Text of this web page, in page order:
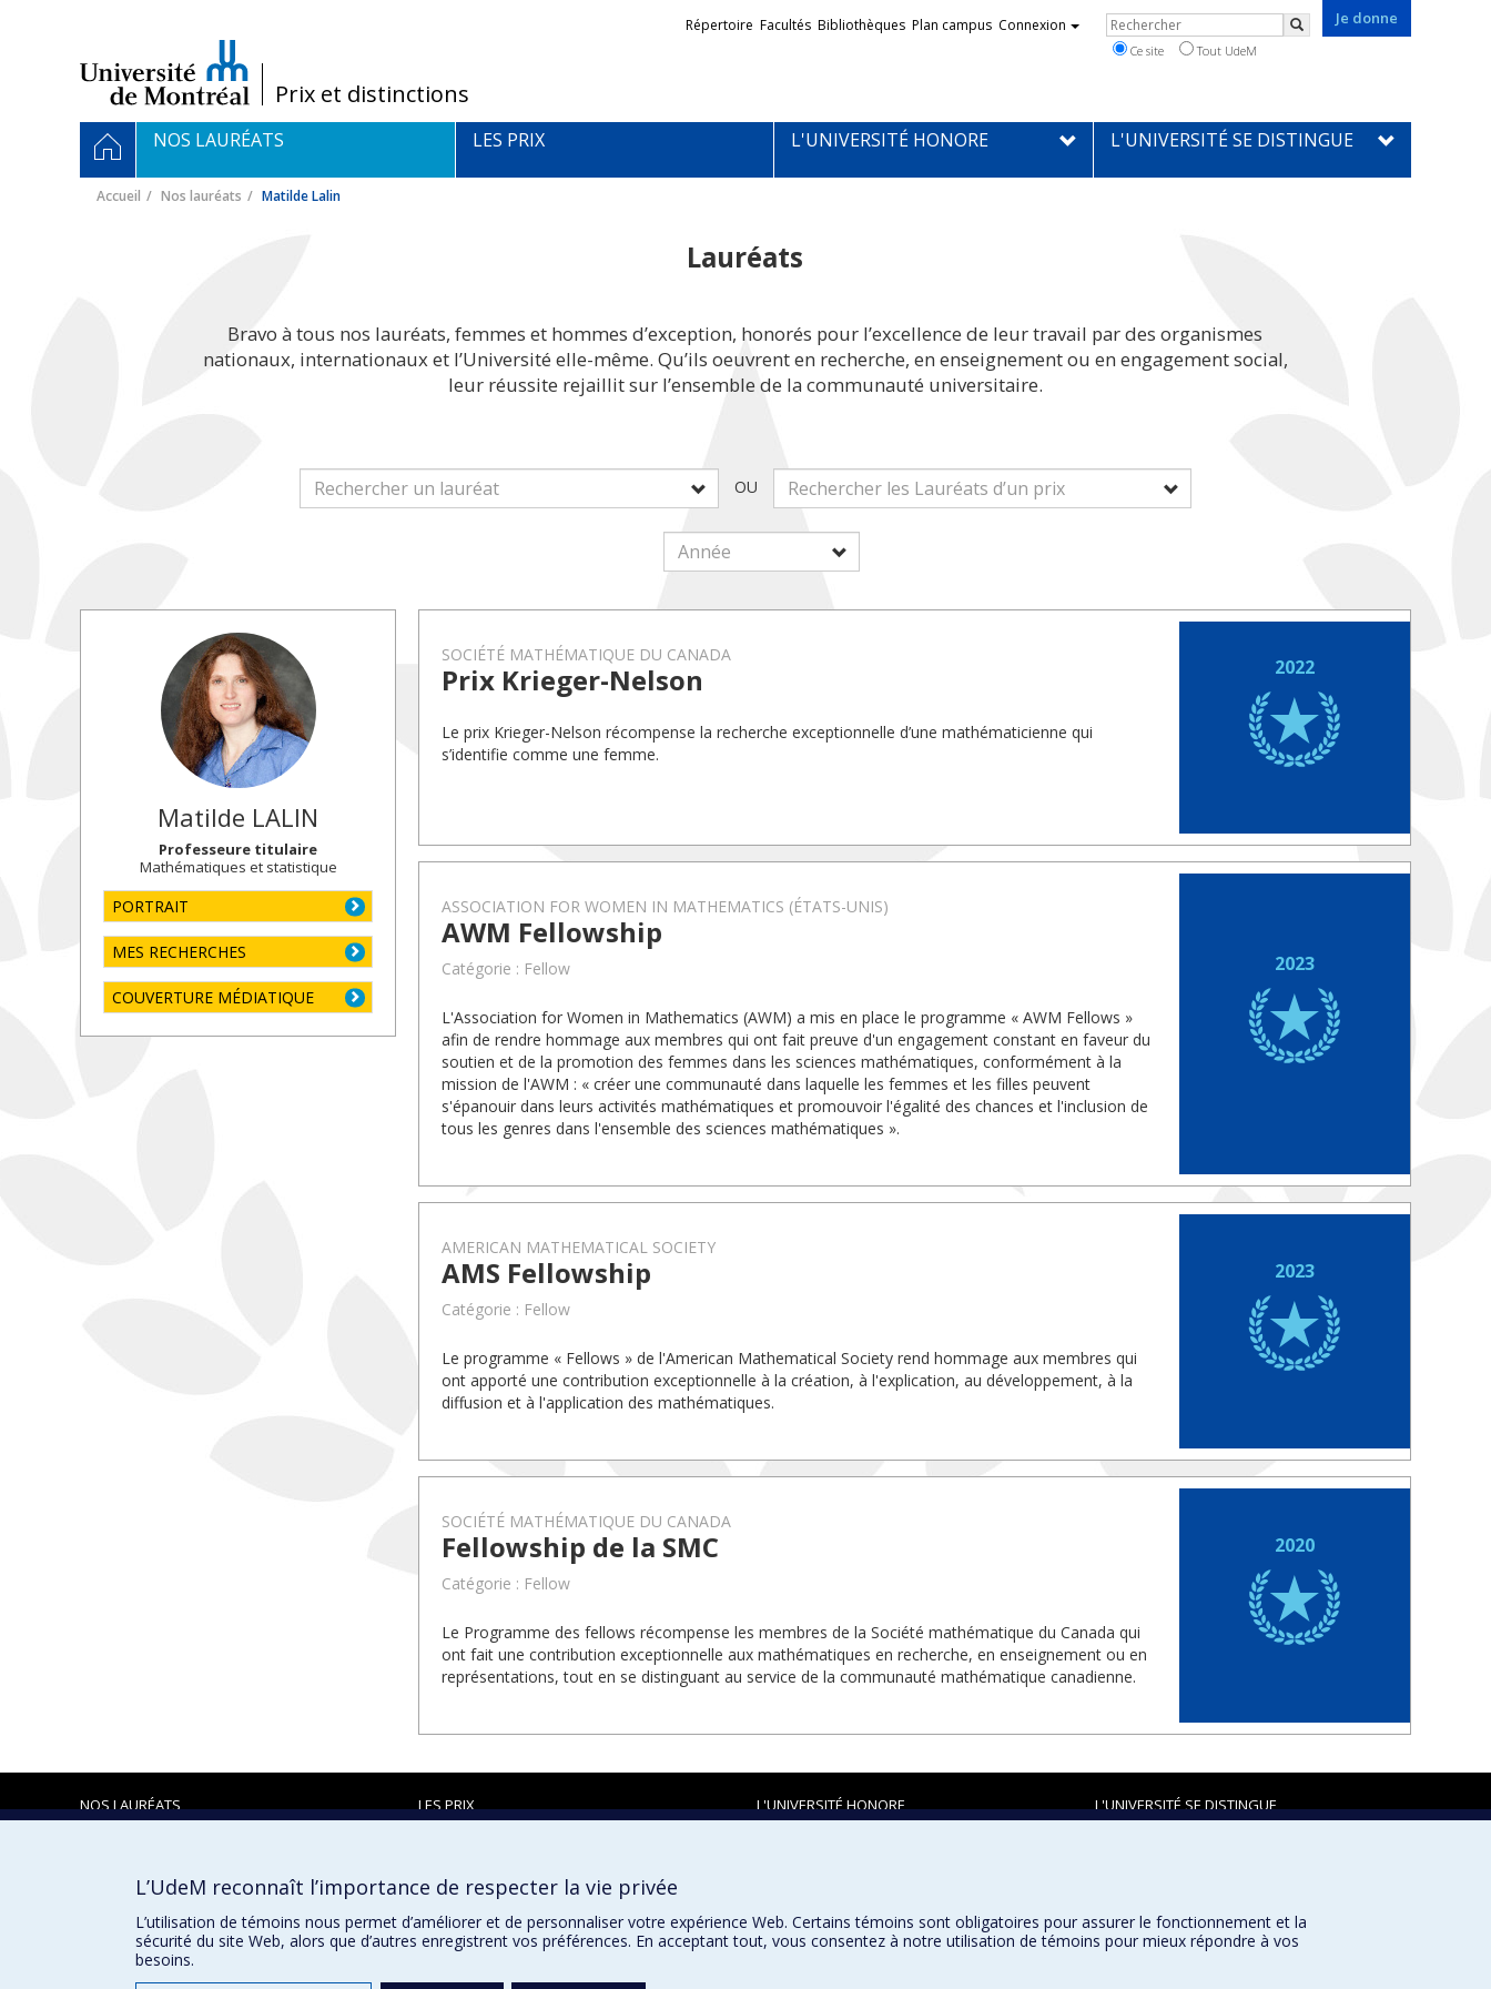
/Prix et distinctions
Je donne
Liens
externes
Répertoire Facultés Bibliothèques Plan campus Connexion Rechercher
Rechercher
Ce site Tout UdeM
Navigation
principale
ACCUEIL
NOS LAURÉATS LES PRIX L'UNIVERSITÉ HONORE L'UNIVERSITÉ SE DISTINGUE
Accueil Nos lauréats Matilde Lalin
Lauréats
Bravo à tous nos lauréats, femmes et hommes d’exception, honorés pour l’excellence de leur travail par des organismes
nationaux, internationaux et l’Université elle-même. Qu’ils oeuvrent en recherche, en enseignement ou en engagement social,
leur réussite rejaillit sur l’ensemble de la communauté universitaire.
OU
Matilde LALIN
Professeure titulaire
Mathématiques et statistique
PORTRAIT
MES RECHERCHES
COUVERTURE MÉDIATIQUE
SOCIÉTÉ MATHÉMATIQUE DU CANADA
Prix Krieger-Nelson
Le prix Krieger-Nelson récompense la recherche exceptionnelle d’une mathématicienne qui
s’identifie comme une femme.
2022
ASSOCIATION FOR WOMEN IN MATHEMATICS (ÉTATS-UNIS)
AWM Fellowship
Catégorie : Fellow
L'Association for Women in Mathematics (AWM) a mis en place le programme « AWM Fellows »
afin de rendre hommage aux membres qui ont fait preuve d'un engagement constant en faveur du
soutien et de la promotion des femmes dans les sciences mathématiques, conformément à la
mission de l'AWM : « créer une communauté dans laquelle les femmes et les filles peuvent
s'épanouir dans leurs activités mathématiques et promouvoir l'égalité des chances et l'inclusion de
tous les genres dans l'ensemble des sciences mathématiques ».
2023
AMERICAN MATHEMATICAL SOCIETY
AMS Fellowship
Catégorie : Fellow
Le programme « Fellows » de l'American Mathematical Society rend hommage aux membres qui
ont apporté une contribution exceptionnelle à la création, à l'explication, au développement, à la
diffusion et à l'application des mathématiques.
2023
SOCIÉTÉ MATHÉMATIQUE DU CANADA
Fellowship de la SMC
Catégorie : Fellow
Le Programme des fellows récompense les membres de la Société mathématique du Canada qui
ont fait une contribution exceptionnelle aux mathématiques en recherche, en enseignement ou en
représentations, tout en se distinguant au service de la communauté mathématique canadienne.
2020
NOS LAURÉATS LES PRIX L'UNIVERSITÉ HONORE L'UNIVERSITÉ SE DISTINGUE
Prix et distinctions
Plan du site|Accessibilité
L’UdeM reconnaît l’importance de respecter la vie privée
L’utilisation de témoins nous permet d’améliorer et de personnaliser votre expérience Web. Certains témoins sont obligatoires pour assurer le fonctionnement et la
sécurité du site Web, alors que d’autres enregistrent vos préférences. En acceptant tout, vous consentez à notre utilisation de témoins pour mieux répondre à vos
besoins.